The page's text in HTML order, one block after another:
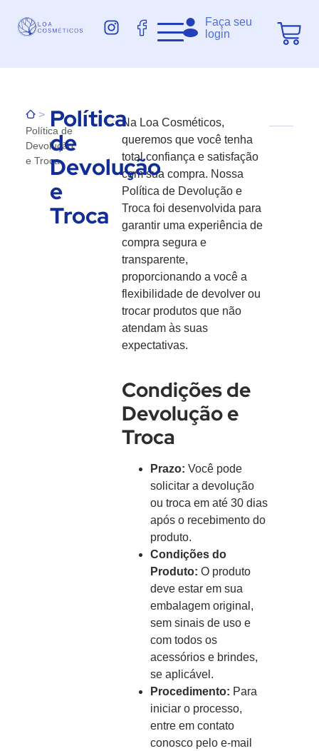
Faça seu
login
>
Política de
Devolução
e Troca
Política
de
Devolução
e
Troca
Na Loa Cosméticos,
queremos que você tenha
total confiança e satisfação
com sua compra. Nossa
Política de Devolução e
Troca foi desenvolvida para
garantir uma experiência de
compra segura e
transparente,
proporcionando a você a
flexibilidade de devolver ou
trocar produtos que não
atendam às suas
expectativas.
Condições de
Devolução e
Troca
Prazo: Você pode
solicitar a devolução
ou troca em até 30 dias
após o recebimento do
produto.
Condições do
Produto: O produto
deve estar em sua
embalagem original,
sem sinais de uso e
com todos os
acessórios e brindes,
se aplicável.
Procedimento: Para
iniciar o processo,
entre em contato
conosco pelo e-mail